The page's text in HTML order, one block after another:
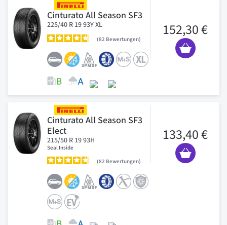
Cinturato All Season SF3
225/40 R 19 93Y XL
82 Bewertungen
152,30 €
Cinturato All Season SF3
Elect
215/50 R 19 93H
Seal Inside
82 Bewertungen
133,40 €